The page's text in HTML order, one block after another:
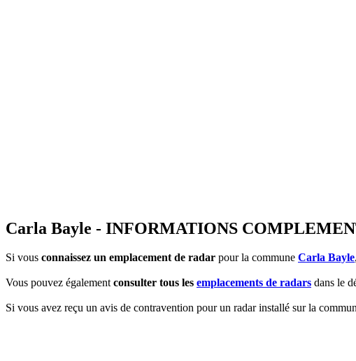
Carla Bayle - INFORMATIONS
Si vous connaissez un emplacement de radar pour la commune Carla Bayle
Vous pouvez égalementconsulter tous les emplacements de radars dans le
Si vous avez reçu un avis de contravention pour un radar installé sur la